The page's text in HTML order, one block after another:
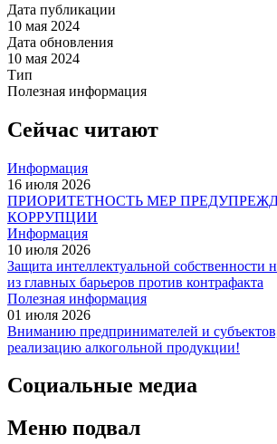
Дата публикации
10 мая 2024
Дата обновления
10 мая 2024
Тип
Полезная информация
Сейчас читают
Информация
16 июля 2026
ПРИОРИТЕТНОСТЬ МЕР
КОРРУПЦИИ
Информация
10 июля 2026
Защита интеллектуальной собственности
из главных барьеров против контрафакта
Полезная информация
01 июля 2026
Вниманию предпринимателей и
реализацию алкогольной продукции!
Социальные медиа
Меню подвал